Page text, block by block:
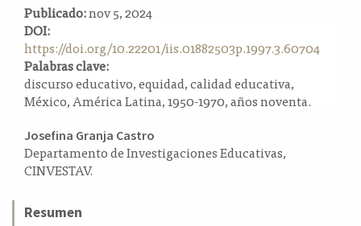
a
l
a
t
e
r
l
Publicado:nov 5, 2024
DOI:
https://doi.org/10.22201/iis.01882503p.1997.3.60704
Palabras clave:
discurso educativo, equidad, calidad educativa,
México, América Latina, 1950-1970, años noventa.
Contenido
principal
del
artículo
Josefina Granja Castro
Departamento de Investigaciones Educativas,
CINVESTAV.
Resumen